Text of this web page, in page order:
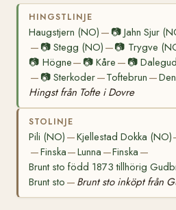
HINGSTLINJE
Haugstjern (NO) — 📷Jahn Sjur
— 📷Stegg (NO) —📷 Trygve
📷 Högne— 📷Kåre — 📷
— 📷Sterkoder—Toftebrun —
Hingst från Tofte i Dovre
STOLINJE
Pili (NO) —Kjellestad Dokka (NO)
—Finska—Lunna —Finska —
Brunt sto född 1873 tillhörig
Brunt sto — Brunt sto inköpt från